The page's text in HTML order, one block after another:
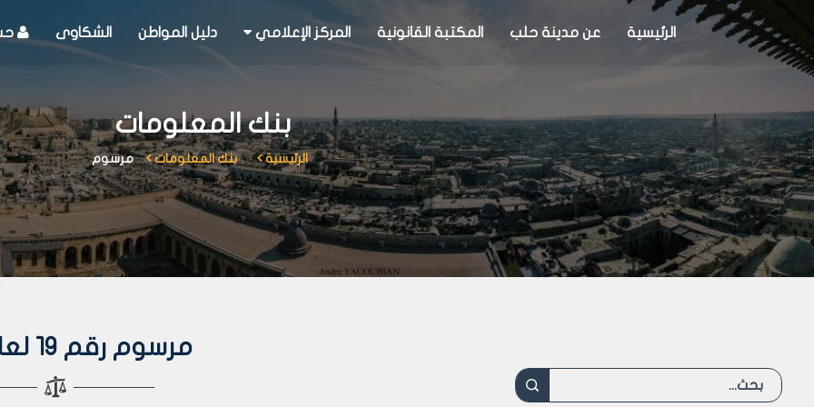
الرئيسية عن مدينة حلب المكتبة القانونية المركز الإعلامي دليل المواطن الشكاوى
بنك المعلومات
الرئيسية بنك المعلومات مرسوم
مرسوم رقم 19 لعام 2009